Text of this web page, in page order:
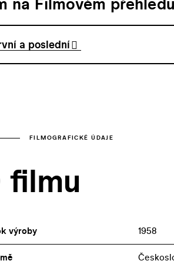
a poslední
FILMOGRAFICKÉ ÚDAJE
filmu
výroby 1958